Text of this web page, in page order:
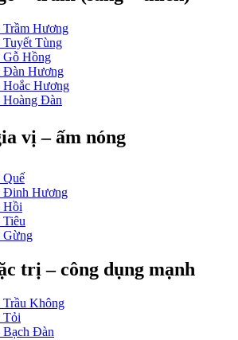
Trầm Hương
Tuyết Tùng
Gỗ Hồng
Đàn Hương
Hoắc Hương
Hoàng Đàn
vị – ấm nóng
Quế
Đinh Hương
Hồi
Tiêu
Gừng
trị – công dụng mạnh
Trầu Không
Tỏi
Bạch Đàn